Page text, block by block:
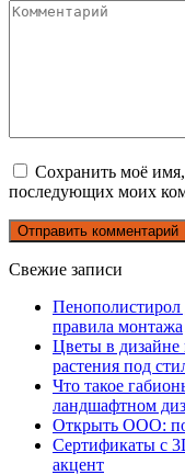
Сохранить моё имя,
последующих моих
Свежие записи
Пенополистирол
правила монтажа
Цветы в дизайне
растения под
Что такое
ландшафтном
Открыть ООО:
Сертификаты с
акцент